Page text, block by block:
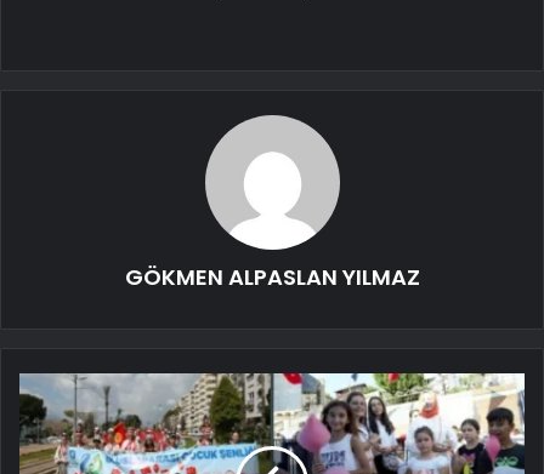
GÖKMEN ALPASLAN YILMAZ